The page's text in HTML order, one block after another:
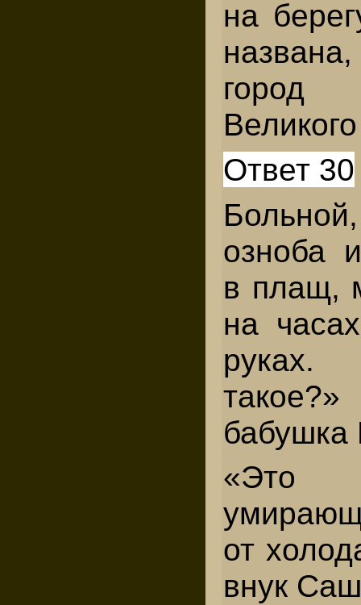
на
город
Ответ 30
озноба
в плащ,
на
бабушка
«Это
от
внук